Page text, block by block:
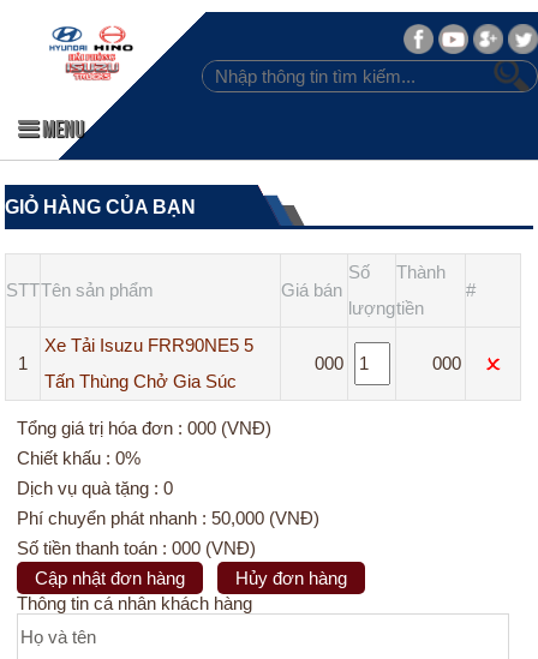
MENU
GIỎ HÀNG CỦA BẠN
STTTên sản phẩm Giá bán
Số
lượng
Thành
tiền
#
1
Xe Tải Isuzu FRR90NE5 5
Tấn Thùng Chở Gia Súc
000 000
Tổng giá trị hóa đơn : 000 (VNĐ)
Chiết khấu : 0%
Dịch vụ quà tặng : 0
Phí chuyển phát nhanh : 50,000 (VNĐ)
Số tiền thanh toán : 000 (VNĐ)
Cập nhật đơn hàng
Hủy đơn hàng
Thông tin cá nhân khách hàng